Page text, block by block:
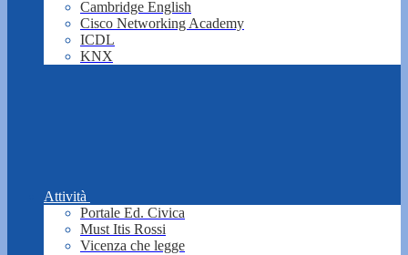
Cambridge English
Cisco Networking Academy
ICDL
KNX
Attività
Portale Ed. Civica
Must Itis Rossi
Vicenza che legge